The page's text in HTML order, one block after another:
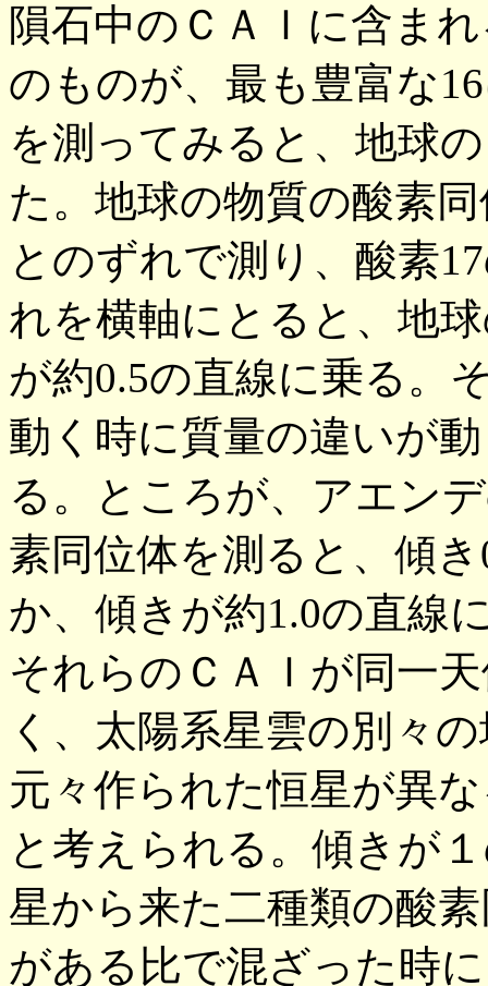
隕石中のＣＡＩに含ま
のものが、最も豊富な
を測ってみると、地球
た。地球の物質の酸素
とのずれで測り、酸素
れを横軸にとると、地
が約0.5の直線に乗る。
動く時に質量の違いが
る。ところが、アエン
素同位体を測ると、傾
か、傾きが約1.0の直線
それらのＣＡＩが同一
く、太陽系星雲の別々
元々作られた恒星が異
と考えられる。傾きが
星から来た二種類の酸
がある比で混ざった時